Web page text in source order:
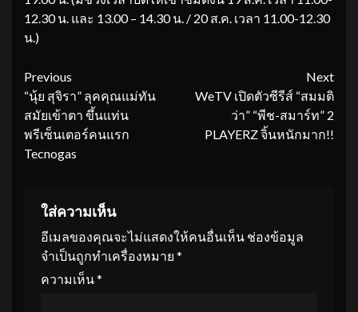
12.30 น. และ 13.00 – 14.30 น. / 20 ส.ค. เวลา 11.00-12.30
น.)
Continue
Reading
Previous
“นุ้ย สุจิรา” ลุคคุณแม่ทัน
สมัยเข้าตา ขึ้นแท่น
พรีเซ็นเตอร์คนแรก
Tecnogas
Next
WeTV เปิดตัวซีรีส์ “สมมติ
ว่า” “พีช-สมาร์ท” 2
PLAYERZ จิ้นหนักมาก!!
ใส่ความเห็น
อีเมลของคุณจะไม่แสดงให้คนอื่นเห็น ช่องข้อมูล
จำเป็นถูกทำเครื่องหมาย *
ความเห็น*